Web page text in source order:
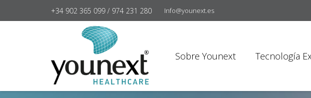
+34 902 365 099 / 974 231 280 Info@younext.es
Sobre Younext Tecnología